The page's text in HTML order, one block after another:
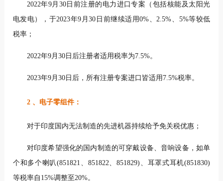
2022年9月30日前注册的电力进口专案（包括核能及太阳光
电发电），于2023年9月30日前继续适用0%、2.5%、5%等较低
税率；
2022年9月30日后注册者适用税率为7.5%。
2023年9月30日后，所有注册专案进口皆适用7.5%税率。
2 、电子零组件：
对于印度国内无法制造的先进机器持续给予免关税优惠；
对印度希望强化的国内制造的可穿戴设备、音响设备，如单
个和多个喇叭(851821、851822、851829)、耳罩式耳机(851830)
等税率自15%调整至20%。